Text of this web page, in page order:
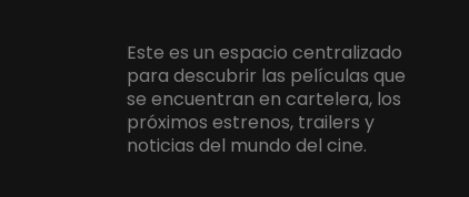
Este es un espacio centralizado
para descubrir las películas que
se encuentran en cartelera, los
próximos estrenos, trailers y
noticias del mundo del cine.